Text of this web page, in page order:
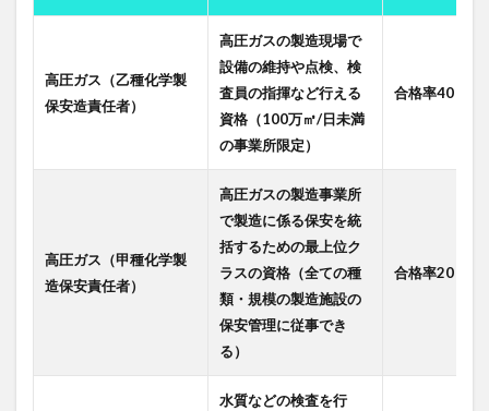
高圧ガス（乙種化学製
保安造責任者）
高圧ガスの製造現場で
設備の維持や点検、検
査員の指揮など行える
資格（100万㎥/日未満
の事業所限定）
合格率40％前
高圧ガス（甲種化学製
造保安責任者）
高圧ガスの製造事業所
で製造に係る保安を統
括するための最上位ク
ラスの資格（全ての種
類・規模の製造施設の
保安管理に従事でき
る）
合格率20％前
水質などの検査を行